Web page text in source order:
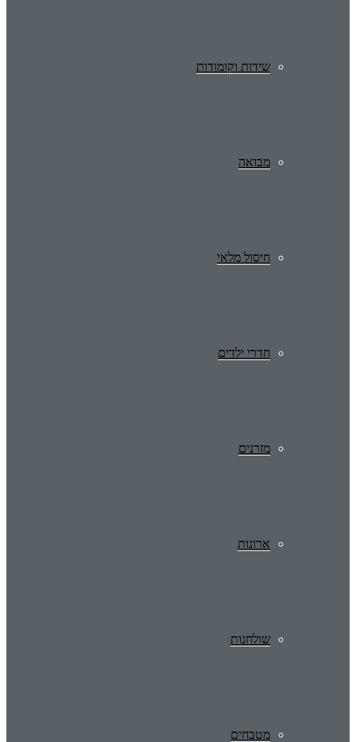
שידות וקומודות
מבואה
חיסול מלאי
חדרי ילדים
מזרנים
ארונות
שולחנות
מטבחים